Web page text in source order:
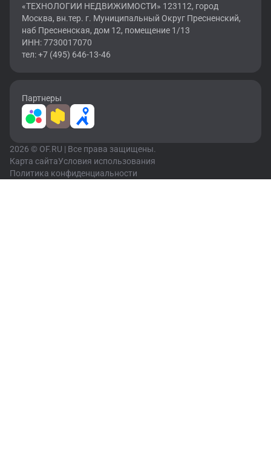
«ТЕХНОЛОГИИ НЕДВИЖИМОСТИ» 123112, город
Москва, вн.тер. г. Муниципальный Округ Пресненский,
наб Пресненская, дом 12, помещение 1/13
ИНН: 7730017070
тел: +7 (495) 646-13-46
Партнеры
2026 © OF.RU | Все права защищены.
Карта сайтаУсловия использования
Политика конфиденциальности